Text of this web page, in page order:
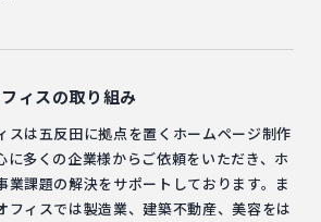
ィスの取り組み
スは五反田に拠点を置くホームページ制作
に多くの企業様からご依頼をいただき、ホ
業課題の解決をサポートしております。ま
フィスでは製造業、建築不動産、美容をは